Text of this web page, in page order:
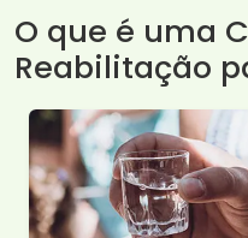
O que é uma
Reabilitação